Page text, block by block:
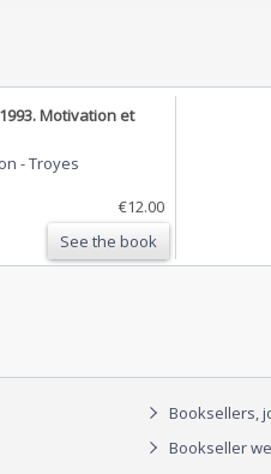
Motivation et
-Troyes
€12.00
See the book
Booksellers,
Bookseller